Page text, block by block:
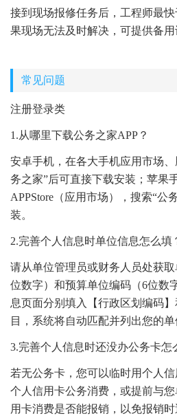
接到现场报修任务后，工程师最
果现场无法及时解决，可提供备用
常见问题
注册登录类
1.从哪里下载公务之家APP？
安卓手机，在各大手机应用市场
务之家”后可直接下载安装；苹果
APPStore（应用市场），搜索“公
装。
2.完善个人信息时单位信息怎么填
请从单位管理员或财务人员处获
位数字）和预算单位编码（6位数
息页面分别填入【行政区划编码
目，系统将自动匹配并列出您的单
3.完善个人信息时还没办公务卡怎
若无公务卡，您可以临时用个人
个人信用卡公务消费，或提前与
用卡消费是否能报销，以免报销时